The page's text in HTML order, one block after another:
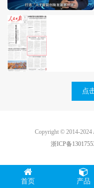
点
Copyright © 2014-
浙ICP备
首页 产品